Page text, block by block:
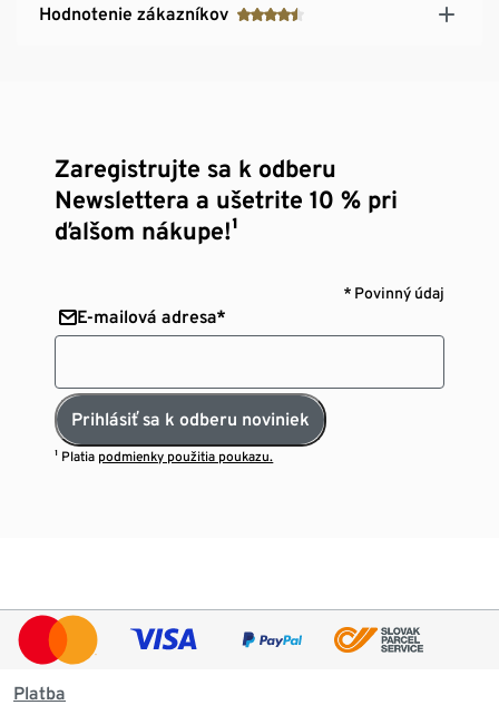
Hodnotenie zákazníkov
Zaregistrujte sa k odberu
Newslettera a ušetrite 10 % pri
ďalšom nákupe!¹
* Povinný údaj
E-mailová adresa*
Prihlásiť sa k odberu noviniek
¹ Platia podmienky použitia poukazu.
Platba